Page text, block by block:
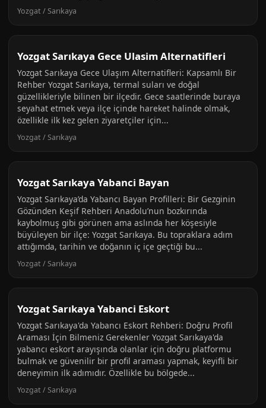
Yozgat / Sarıkaya
Yozgat Sarıkaya Gece Ulasim Alternatifleri
Yozgat Sarıkaya Gece Ulaşım Alternatifleri: Kapsamlı Bir
Rehber Yozgat Sarıkaya, termal suları ve doğal
güzellikleriyle bilinen bir ilçedir. Gece saatlerinde buraya
seyahat etmek veya ilçe içinde hareket halinde olmak,
özellikle ilk kez gelen ziyaretçiler için...
Yozgat / Sarıkaya
Yozgat Sarıkaya Yabanci Bayan
Yozgat Sarıkaya’da Yabancı Bayan Profilleri: Bir Gezginin
Gözünden Keşif Rehberi Anadolu’nun bozkırında
kaybolmuş gibi görünen ama aslında her köşesiyle
büyüleyen bir ilçe: Yozgat Sarıkaya. Bu topraklara adım
attığımda, tarihin ve doğanın iç içe geçtiği bu...
Yozgat / Sarıkaya
Yozgat Sarıkaya Yabanci Eskort
Yozgat Sarıkaya'da Yabancı Eskort Rehberi: Doğru Profil
Araması İçin Bilmeniz Gerekenler Yozgat Sarıkaya'da
yabancı eskort arayışında olanlar için doğru platformu
bulmak ve güvenilir bir profil araması yapmak, keyifli bir
deneyimin ilk adımıdır. Özellikle bu bölgede...
Yozgat / Sarıkaya